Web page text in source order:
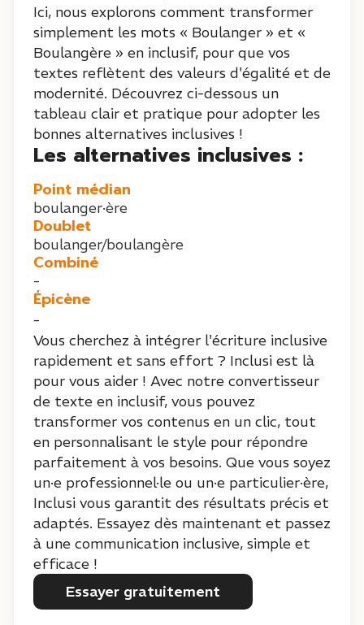
Ici, nous explorons comment transformer
simplement les mots « Boulanger » et «
Boulangère » en inclusif, pour que vos
textes reflètent des valeurs d'égalité et de
modernité. Découvrez ci-dessous un
tableau clair et pratique pour adopter les
bonnes alternatives inclusives !
Les alternatives inclusives :
Point médian
boulanger·ère
Doublet
boulanger/boulangère
Combiné
-
Épicène
-
Vous cherchez à intégrer l'écriture inclusive
rapidement et sans effort ? Inclusi est là
pour vous aider ! Avec notre convertisseur
de texte en inclusif, vous pouvez
transformer vos contenus en un clic, tout
en personnalisant le style pour répondre
parfaitement à vos besoins. Que vous soyez
un·e professionnel·le ou un·e particulier·ère,
Inclusi vous garantit des résultats précis et
adaptés. Essayez dès maintenant et passez
à une communication inclusive, simple et
efficace !
Essayer gratuitement